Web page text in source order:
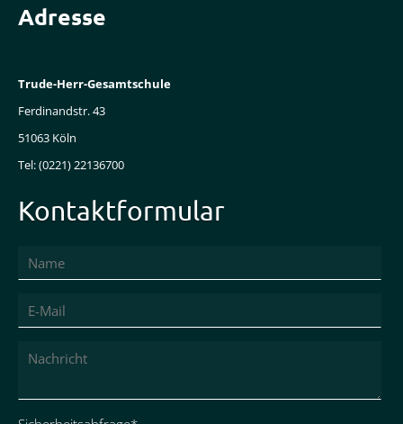
Adresse
Trude-Herr-Gesamtschule
Ferdinandstr. 43
51063 Köln
Tel: (0221) 22136700
Kontaktformular